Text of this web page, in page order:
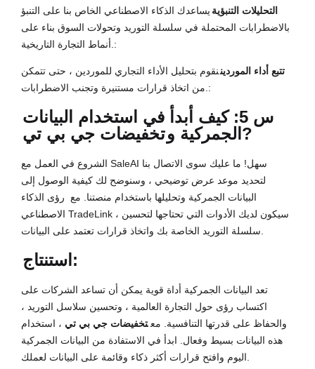
التحليلات التنبؤية يساعدك الذكاء الاصطناعي الخاص بنا على التنبؤ
بالاضطرابات المحتملة في سلسلة التوريد وتحولات السوق بناء على
أنماط التجارة التاريخية.:
تتبع أداء المورديننقوم بتحليل الأداء التجاري للموردين ، حتى تتمكن
من اتخاذ قرارات مستنيرة وتجنب الاضطرابات.:
س 5: كيف أبدأ في استخدام البيانات
الجمركية وتخفيضات جي بي تي ?
الشروع في العمل مع SaleAI سهل! ما عليك سوى الاتصال بنا
لتحديد موعد عرض توضيحي ، وسنوضح لك كيفية الوصول إلى
البيانات الجمركية وتحليلها باستخدام منصتنا. مع رؤى الذكاء
الاصطناعي TradeLink ، سيكون لديك الأدوات التي تحتاجها لتحسين
سلسلة التوريد الخاصة بك واتخاذ قرارات تعتمد على البيانات.
استنتاج:
تعد البيانات الجمركية أداة قوية يمكن أن تساعد الشركات على
اكتساب رؤى حول التجارة العالمية ، وتحسين سلاسل التوريد ،
والحفاظ على قدرتها التنافسية. مع تخفيضات جي بي تي ، استخدام
هذه البيانات بسيط وفعال. ابدأ في الاستفادة من البيانات الجمركية
اليوم وافتح قرارات أكثر ذكاء وقائمة على البيانات لعملك.